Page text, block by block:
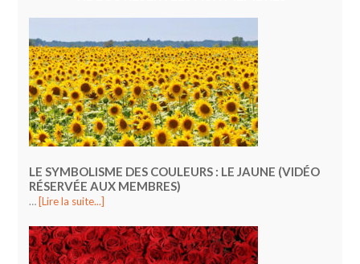
LE SYMBOLISME DES COULEURS : LE JAUNE (VIDÉO
RÉSERVÉE AUX MEMBRES)
… [Lire la suite...]